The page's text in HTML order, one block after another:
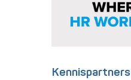
Kennispartners